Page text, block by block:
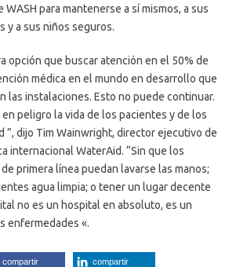
para mantenerse a sí mismos, a sus
y a sus niños seguros.
opción que buscar atención en el 50% de
médica en el mundo en desarrollo que
las instalaciones. Esto no puede continuar.
peligro la vida de los pacientes y de los
”, dijo Tim Wainwright, director ejecutivo de
internacional WaterAid. “Sin que los
primera línea puedan lavarse las manos;
agua limpia; o tener un lugar decente
no es un hospital en absoluto, es un
enfermedades «.
compartir compartir